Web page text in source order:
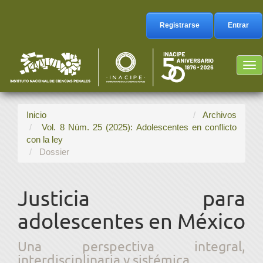
Barra
lateral
Registrarse Entrar
Inicio
Archivos
Vol. 8 Núm. 25 (2025): Adolescentes en conflicto
con la ley
Dossier
Justicia para
adolescentes en México
Una perspectiva integral,
interdisciplinaria y sistémica